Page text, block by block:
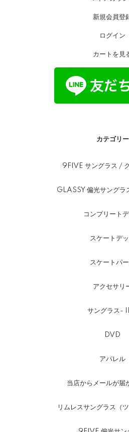
新規会員登
ログイン
カートを見
カテゴリー
9FIVE サングラス /
GLASSY 偏光サングラ
コンプリート
スケートデ
スケートパ
アクセサリ
サングラス-
DVD
アパレル
当店からメールが届
リムレスサングラス（ツ